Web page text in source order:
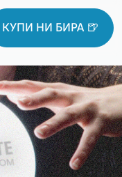
КУПИ НИ БИРА 🍺